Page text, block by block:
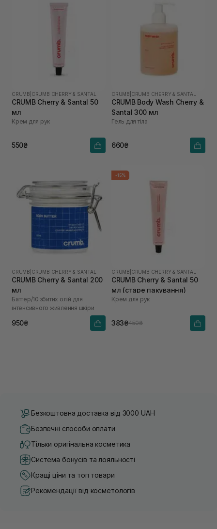
CRUMB CRUMB CHERRY & SANTAL
CRUMB Cherry & Santal 50
мл
Крем для рук
550₴
CRUMB CRUMB CHERRY & SANTAL
CRUMB Body Wash Cherry &
Santal 300 мл
Гель для тіла
660₴
CRUMB CRUMB CHERRY & SANTAL
CRUMB Cherry & Santal 200
мл
Баттер/10 збитих олій для
інтенсивного живлення шкіри
950₴
-15%
CRUMB CRUMB CHERRY & SANTAL
CRUMB Cherry & Santal 50
мл (старе пакування)
Крем для рук
383₴450₴
Безкоштовна доставка від 3000 UAH
Безпечні способи оплати
Тільки оригінальна косметика
Система бонусів та лояльності
Кращі ціни та топ товари
Рекомендації від косметологів